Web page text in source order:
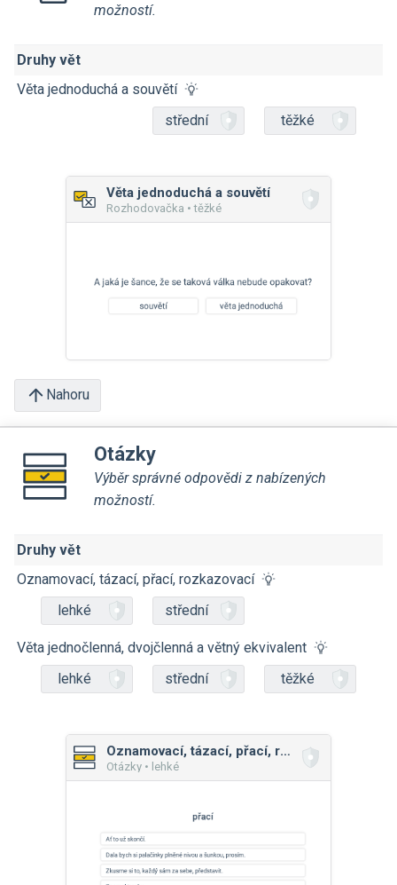
možností.
Druhy vět
Věta jednoduchá a souvětí
střední
těžké
Věta jednoduchá a souvětí
Rozhodovačka • těžké
Nahoru
Otázky
Výběr správné odpovědi z nabízených
možností.
Druhy vět
Oznamovací, tázací, přací, rozkazovací
lehké
střední
Věta jednočlenná, dvojčlenná a větný ekvivalent
lehké
střední těžké
Oznamovací, tázací, přací, rozkazovací
Otázky • lehké